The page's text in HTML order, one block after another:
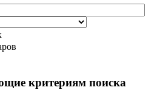
критериям поиска